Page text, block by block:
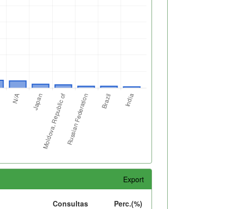
Export
Consultas
Perc.(%)